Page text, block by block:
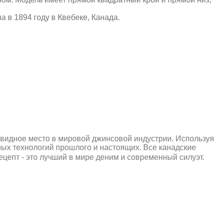
в 1894 году в Квебеке, Канада.
место в мировой джинсовой индустрии. Используя
технологий прошлого и настоящих. Все канадские
- это лучший в мире деним и современный силуэт.